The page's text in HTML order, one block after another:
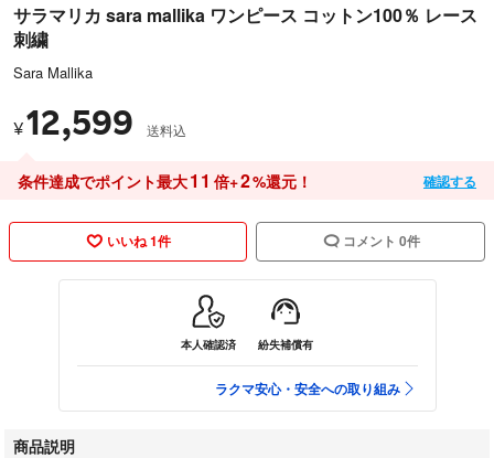
サラマリカ sara mallika ワンピース コットン100％ レース
刺繍
Sara Mallika
¥12,599 送料込
条件達成でポイント最大11 倍+2%還元！ 確認する
いいね 1件 コメント 0件
本人確認済 紛失補償有
ラクマ安心・安全への取り組み
商品説明